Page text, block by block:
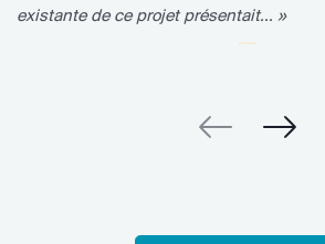
existante de ce projet présentait... »